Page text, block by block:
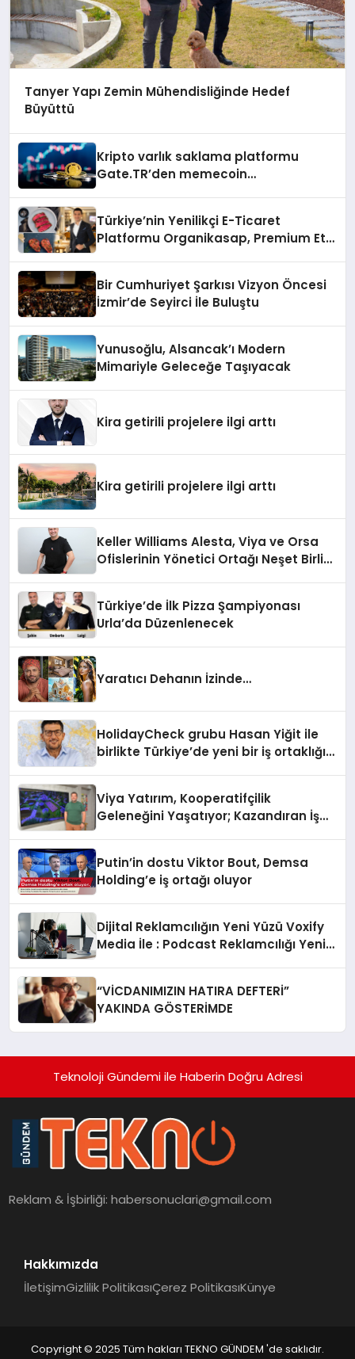
Tanyer Yapı Zemin Mühendisliğinde Hedef
Büyüttü
Kripto varlık saklama platformu
Gate.TR’den memecoin
Türkiye’nin Yenilikçi E-Ticaret
Platformu Organikasap, Premium Et
Bir Cumhuriyet Şarkısı Vizyon Öncesi
İzmir’de Seyirci İle Buluştu
Yunusoğlu, Alsancak’ı Modern
Mimariyle Geleceğe Taşıyacak
Kira getirili projelere ilgi arttı
Kira getirili projelere ilgi arttı
Keller Williams Alesta, Viya ve Orsa
Ofislerinin Yönetici Ortağı Neşet Birlik:
Türkiye’de İlk Pizza Şampiyonası
Urla’da Düzenlenecek
Yaratıcı Dehanın İzinde…
HolidayCheck grubu Hasan Yiğit ile
birlikte Türkiye’de yeni bir iş ortaklığı
Viya Yatırım, Kooperatifçilik
Geleneğini Yaşatıyor; Kazandıran İş
Putin’in dostu Viktor Bout, Demsa
Holding’e iş ortağı oluyor
Dijital Reklamcılığın Yeni Yüzü Voxify
Media İle : Podcast Reklamcılığı Yeni
“VİCDANIMIZIN HATIRA DEFTERİ”
YAKINDA GÖSTERİMDE
Teknoloji Gündemi ile Haberin Doğru Adresi
Reklam & İşbirliği:habersonuclari@gmail.com
Hakkımızda
İletişimGizlilik PolitikasıÇerez PolitikasıKünye
Copyright © 2025 Tüm hakları TEKNO GÜNDEM 'de saklıdır.